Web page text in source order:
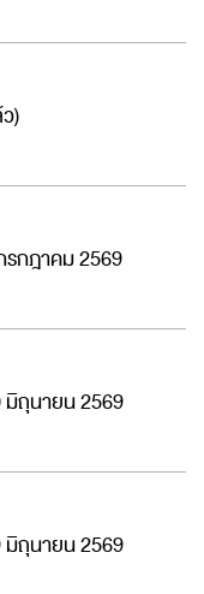
)
รกฎาคม 2569
มิถุนายน 2569
มิถุนายน 2569